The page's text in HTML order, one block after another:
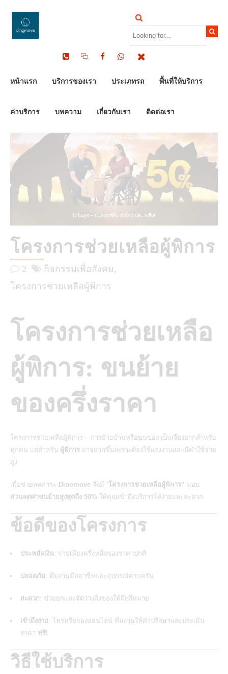
หน้าแรก บริการของเรา ประเภทรถ พื้นที่ให้บริการ
ค่าบริการ บทความ เกี่ยวกับเรา ติดต่อเรา
โครงการช่วยเหลือผู้พิการ
2
กิจกรรมเพื่อสังคม
โครงการช่วยเหลือผู้พิการ
โครงการช่วยเหลือ
ผู้พิการ: ขนย้าย
ของครึ่งราคา
โครงการช่วยเหลือผู้พิการ – การย้ายบ้านหรือขนของ เป็นเรื่องยากสำหรับ
ทุกคน แต่สำหรับ ผู้พิการ อาจยากขึ้นเพราะต้องใช้แรงงานและมีค่าใช้จ่าย
สูง
เพื่อช่วยลดภาระ Dinomove จึงมี “โครงการช่วยเหลือผู้พิการ” มอบ
ส่วนลดค่าขนย้ายสูงสุดถึง 50% ให้คุณเข้าถึงบริการได้ง่ายและสะดวก
ข้อดีของโครงการ
ประหยัดเงิน: จ่ายเพียงครึ่งหนึ่งของราคาปกติ
ปลอดภัย: ทีมงานมืออาชีพและอุปกรณ์ครบครัน
สะดวก: ช่วยยกและจัดวางสิ่งของให้ถึงที่หมาย
เข้าถึงง่าย: โทรหรือจองออนไลน์ ทีมงานให้คำปรึกษาและประเมิน
ราคา ฟรี!
วิธีใช้บริการ